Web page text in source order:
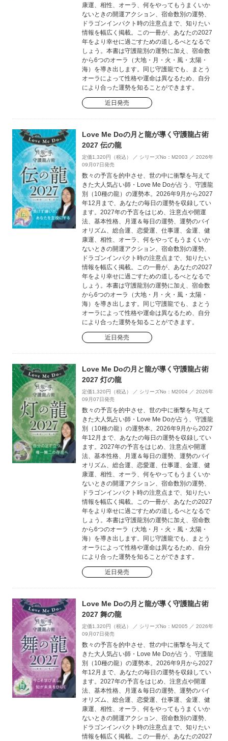
康運、相性、オーラ、何をやってもうまくいか
ないときの開運アクション、宿命数別の運勢、
ドラゴンインパクト時の注意点まで、知りたい
情報を幅広く掲載。この一冊が、あなたの2027
年をより幸せに過ごすための道しるべとなるで
しょう。本書は守護龍別の運勢に加え、宿命数
から6つのオーラ（大地・月・火・風・太陽・
海）を導き出します。同じ守護龍でも、まとう
オーラによって性格や運命は異なるため、自分
により合った運勢を知ることができます。
近日発売
Love Me Doの月と龍が導く守護龍占術
2027 伝の龍
定価1,320円（税込） ／ シリーズNo：M2003 ／ 2026年
09月07日発売
数々の予言を的中させ、世の中に衝撃を与えて
きた大人気占い師・Love Me Doが占う、守護龍
別（10種の龍）の運勢本。2026年9月から2027
年12月まで、あなたの毎日の運勢を収録してい
ます。2027年の予言をはじめ、注意点や開運
法、基本性格、月運＆毎日の運勢、運勢のバイ
オリズム、総合運、恋愛運、仕事運、金運、健
康運、相性、オーラ、何をやってもうまくいか
ないときの開運アクション、宿命数別の運勢、
ドラゴンインパクト時の注意点まで、知りたい
情報を幅広く掲載。この一冊が、あなたの2027
年をより幸せに過ごすための道しるべとなるで
しょう。本書は守護龍別の運勢に加え、宿命数
から6つのオーラ（大地・月・火・風・太陽・
海）を導き出します。同じ守護龍でも、まとう
オーラによって性格や運命は異なるため、自分
により合った運勢を知ることができます。
近日発売
Love Me Doの月と龍が導く守護龍占術
2027 灯の龍
定価1,320円（税込） ／ シリーズNo：M2004 ／ 2026年
09月07日発売
数々の予言を的中させ、世の中に衝撃を与えて
きた大人気占い師・Love Me Doが占う、守護龍
別（10種の龍）の運勢本。2026年9月から2027
年12月まで、あなたの毎日の運勢を収録してい
ます。2027年の予言をはじめ、注意点や開運
法、基本性格、月運＆毎日の運勢、運勢のバイ
オリズム、総合運、恋愛運、仕事運、金運、健
康運、相性、オーラ、何をやってもうまくいか
ないときの開運アクション、宿命数別の運勢、
ドラゴンインパクト時の注意点まで、知りたい
情報を幅広く掲載。この一冊が、あなたの2027
年をより幸せに過ごすための道しるべとなるで
しょう。本書は守護龍別の運勢に加え、宿命数
から6つのオーラ（大地・月・火・風・太陽・
海）を導き出します。同じ守護龍でも、まとう
オーラによって性格や運命は異なるため、自分
により合った運勢を知ることができます。
近日発売
Love Me Doの月と龍が導く守護龍占術
2027 舞の龍
定価1,320円（税込） ／ シリーズNo：M2005 ／ 2026年
09月07日発売
数々の予言を的中させ、世の中に衝撃を与えて
きた大人気占い師・Love Me Doが占う、守護龍
別（10種の龍）の運勢本。2026年9月から2027
年12月まで、あなたの毎日の運勢を収録してい
ます。2027年の予言をはじめ、注意点や開運
法、基本性格、月運＆毎日の運勢、運勢のバイ
オリズム、総合運、恋愛運、仕事運、金運、健
康運、相性、オーラ、何をやってもうまくいか
ないときの開運アクション、宿命数別の運勢、
ドラゴンインパクト時の注意点まで、知りたい
情報を幅広く掲載。この一冊が、あなたの2027